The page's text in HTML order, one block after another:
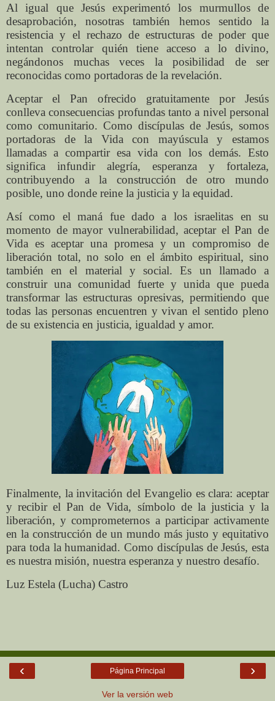
Al igual que Jesús experimentó los murmullos de
desaprobación, nosotras también hemos sentido la
resistencia y el rechazo de estructuras de poder que
intentan controlar quién tiene acceso a lo divino,
negándonos muchas veces la posibilidad de ser
reconocidas como portadoras de la revelación.
Aceptar el Pan ofrecido gratuitamente por Jesús
conlleva consecuencias profundas tanto a nivel personal
como comunitario. Como discípulas de Jesús, somos
portadoras de la Vida con mayúscula y estamos
llamadas a compartir esa vida con los demás. Esto
significa infundir alegría, esperanza y fortaleza,
contribuyendo a la construcción de otro mundo
posible, uno donde reine la justicia y la equidad.
Así como el maná fue dado a los israelitas en su
momento de mayor vulnerabilidad, aceptar el Pan de
Vida es aceptar una promesa y un compromiso de
liberación total, no solo en el ámbito espiritual, sino
también en el material y social. Es un llamado a
construir una comunidad fuerte y unida que pueda
transformar las estructuras opresivas, permitiendo que
todas las personas encuentren y vivan el sentido pleno
de su existencia en justicia, igualdad y amor.
Finalmente, la invitación del Evangelio es clara: aceptar
y recibir el Pan de Vida, símbolo de la justicia y la
liberación, y comprometernos a participar activamente
en la construcción de un mundo más justo y equitativo
para toda la humanidad. Como discípulas de Jesús, esta
es nuestra misión, nuestra esperanza y nuestro desafío.
Luz Estela (Lucha) Castro
‹ ›
Página Principal
Ver la versión web